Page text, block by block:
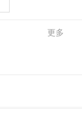
更多